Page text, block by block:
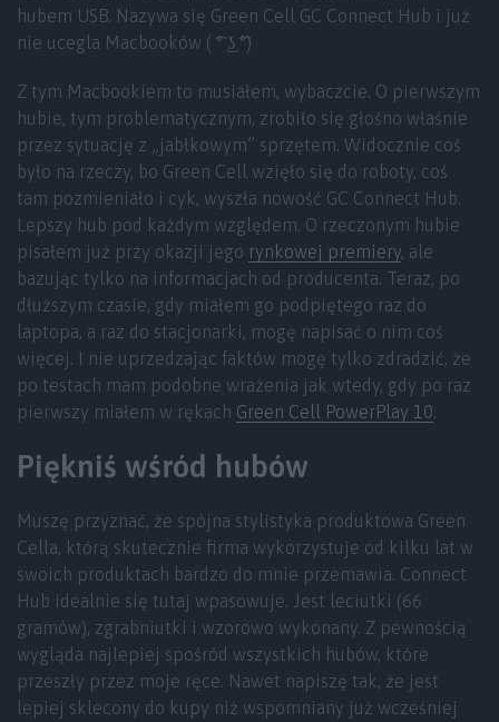
hubem USB. Nazywa się Green Cell GC Connect Hub i już
nie ucegla Macbooków ( ͡° ͜ʖ ͡°)
Z tym Macbookiem to musiałem, wybaczcie. O pierwszym
hubie, tym problematycznym, zrobiło się głośno właśnie
przez sytuację z „jabłkowym” sprzętem. Widocznie coś
było na rzeczy, bo Green Cell wzięło się do roboty, coś
tam pozmieniało i cyk, wyszła nowość GC Connect Hub.
Lepszy hub pod każdym względem. O rzeczonym hubie
pisałem już przy okazji jego rynkowej premiery, ale
bazując tylko na informacjach od producenta. Teraz, po
dłuższym czasie, gdy miałem go podpiętego raz do
laptopa, a raz do stacjonarki, mogę napisać o nim coś
więcej. I nie uprzedzając faktów mogę tylko zdradzić, że
po testach mam podobne wrażenia jak wtedy, gdy po raz
pierwszy miałem w rękach Green Cell PowerPlay 10.
Piękniś wśród hubów
Muszę przyznać, że spójna stylistyka produktowa Green
Cella, którą skutecznie firma wykorzystuje od kilku lat w
swoich produktach bardzo do mnie przemawia. Connect
Hub idealnie się tutaj wpasowuje. Jest leciutki (66
gramów), zgrabniutki i wzorowo wykonany. Z pewnością
wygląda najlepiej spośród wszystkich hubów, które
przeszły przez moje ręce. Nawet napiszę tak, że jest
lepiej sklecony do kupy niż wspomniany już wcześniej